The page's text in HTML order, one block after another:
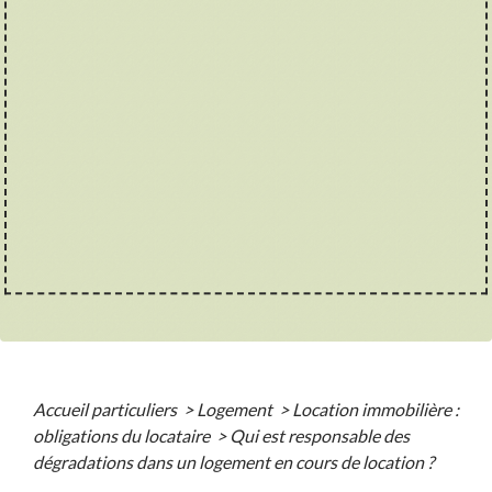
Accueil particuliers > Logement > Location immobilière :
obligations du locataire > Qui est responsable des
dégradations dans un logement en cours de location ?